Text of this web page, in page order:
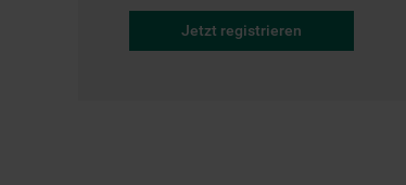
Jetzt registrieren